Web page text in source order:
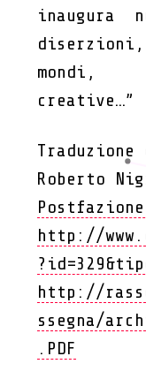
inaugura
mondi,
creative…”
Roberto
http://
http://
ssegna/
.PDF